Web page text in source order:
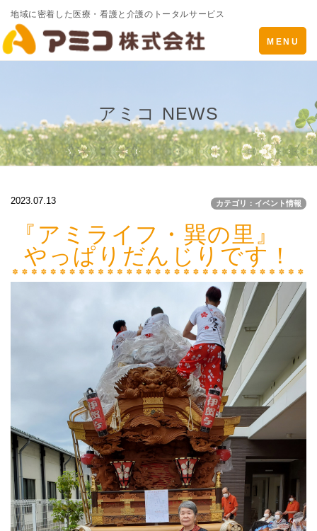
地域に密着した医療・看護と介護のトータルサービス
Toggle
MENU
アミコ NEWS
2023.07.13 カテゴリ：イベント情報
『アミライフ・巽の里』
やっぱりだんじりです！